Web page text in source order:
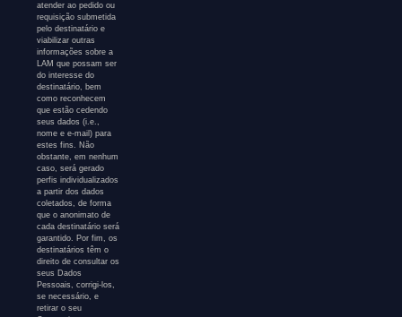
atender ao pedido ou
requisição submetida
pelo destinatário e
viabilizar outras
informações sobre a
LAM que possam ser
do interesse do
destinatário, bem
como reconhecem
que estão cedendo
seus dados (i.e.,
nome e e-mail) para
estes fins. Não
obstante, em nenhum
caso, será gerado
perfis individualizados
a partir dos dados
coletados, de forma
que o anonimato de
cada destinatário será
garantido. Por fim, os
destinatários têm o
direito de consultar os
seus Dados
Pessoais, corrigi-los,
se necessário, e
retirar o seu